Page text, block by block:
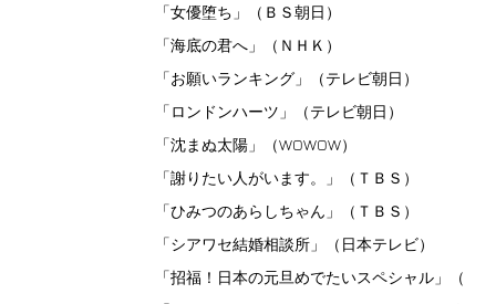
「女優堕ち」（ＢＳ朝日）
「海底の君へ」（ＮＨＫ）
「お願いランキング」（テレビ朝日）
「ロンドンハーツ」（テレビ朝日）
「沈まぬ太陽」（WOWOW）
「謝りたい人がいます。」（ＴＢＳ）
「ひみつのあらしちゃん」（ＴＢＳ）
「シアワセ結婚相談所」（日本テレビ）
「招福！日本の元旦めでたいスペシャル」（Ｎ